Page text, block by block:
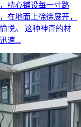
精心铺设每一寸路
在地面上徐徐展开，
悦。 这种神奇的材
速...